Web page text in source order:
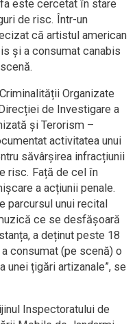
este cercetat în stare
de risc. Într-un
că artistul american
și a consumat canabis
Organizate
de Investigare a
și Terorism –
activitatea unui
săvârșirea infracțiunii
risc. Față de cel în
a acțiunii penale.
parcursul unui recital
ce se desfășoară
a deținut peste 18
consumat (pe scenă) o
unei țigări artizanale”, se
Inspectoratului de